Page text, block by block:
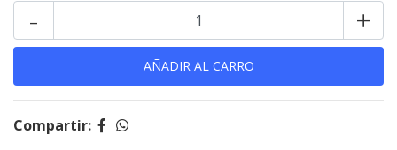
+
-
Compartir: